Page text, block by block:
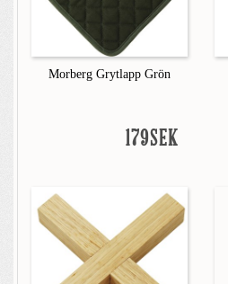
Morberg Grytlapp Grön
179SEK